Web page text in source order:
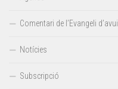
Comentari de l’Evangeli d’avui
Notícies
Subscripció